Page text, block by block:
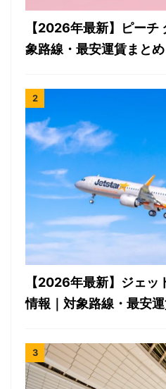
【2026年最新】ピーチ
象路線・最安運賃まとめ
【2026年最新】ジェッ
情報｜対象路線・最安